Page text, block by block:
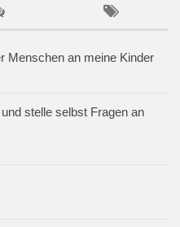
Menschen an meine Kinder
stelle selbst Fragen an